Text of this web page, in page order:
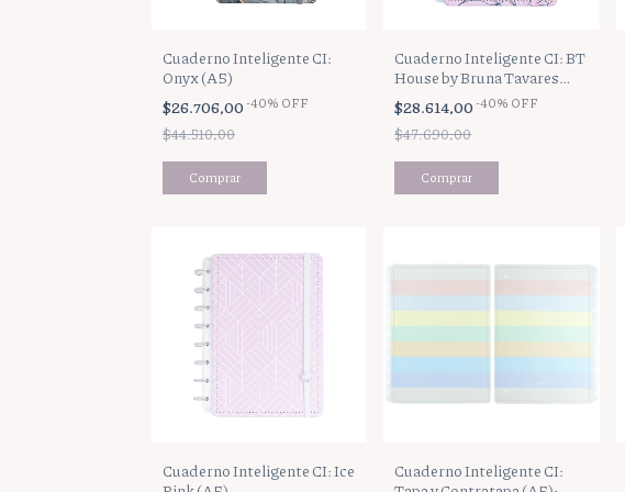
Cuaderno Inteligente CI:
Onyx (A5)
$26.706,00-40% OFF
$44.510,00
Cuaderno Inteligente CI: BT
House by Bruna Tavares
(A5)
$28.614,00-40% OFF
$47.690,00
Cuaderno Inteligente CI: Ice
Cuaderno Inteligente CI: